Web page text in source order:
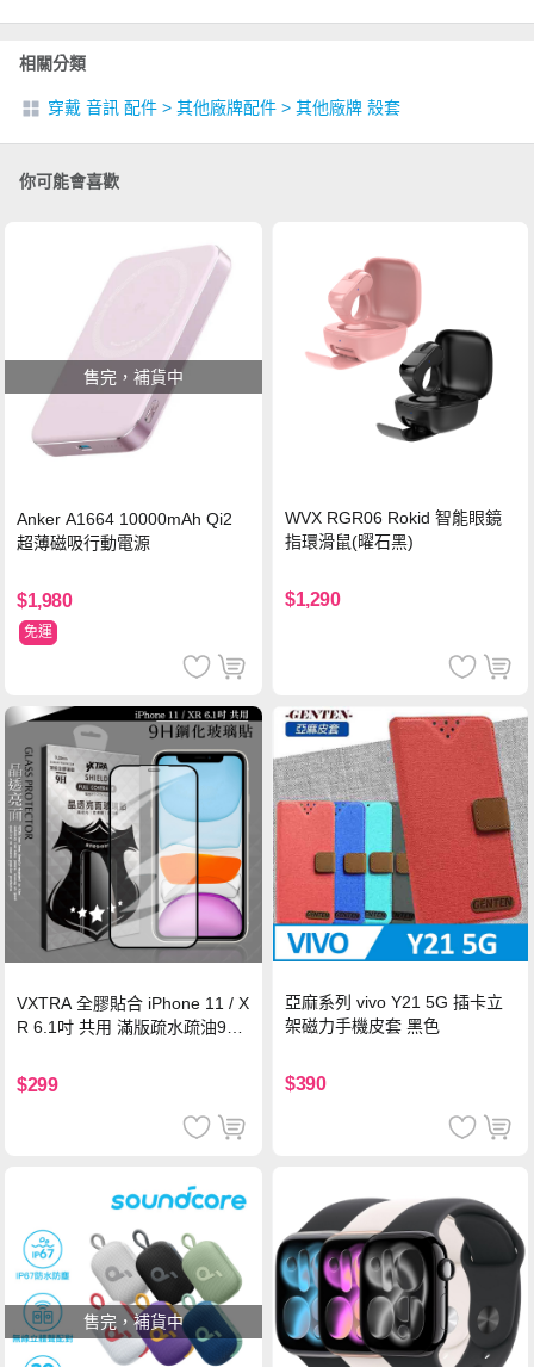
相關分類
穿戴 音訊 配件 > 其他廠牌配件 > 其他廠牌 殼套
你可能會喜歡
售完，補貨中
Anker A1664 10000mAh Qi2
超薄磁吸行動電源
$1,980
免運
WVX RGR06 Rokid 智能眼鏡
指環滑鼠(曜石黑)
$1,290
VXTRA 全膠貼合 iPhone 11 / X
R 6.1吋 共用 滿版疏水疏油9H
$299
亞麻系列 vivo Y21 5G 插卡立
架磁力手機皮套 黑色
$390
售完，補貨中